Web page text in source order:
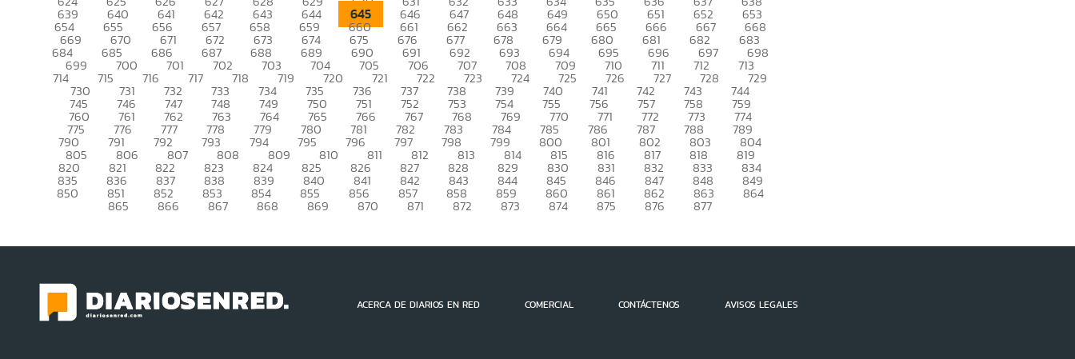
639 640 641 642 643 644 645 646 647 648 649 650 651 652 653
654 655 656 657 658 659 660 661 662 663 664 665 666 667 668
669 670 671 672 673 674 675 676 677 678 679 680 681 682 683
684 685 686 687 688 689 690 691 692 693 694 695 696 697 698
699 700 701 702 703 704 705 706 707 708 709 710 711 712 713
714 715 716 717 718 719 720 721 722 723 724 725 726 727 728 729
730 731 732 733 734 735 736 737 738 739 740 741 742 743 744
745 746 747 748 749 750 751 752 753 754 755 756 757 758 759
760 761 762 763 764 765 766 767 768 769 770 771 772 773 774
775 776 777 778 779 780 781 782 783 784 785 786 787 788 789
790 791 792 793 794 795 796 797 798 799 800 801 802 803 804
805 806 807 808 809 810 811 812 813 814 815 816 817 818 819
820 821 822 823 824 825 826 827 828 829 830 831 832 833 834
835 836 837 838 839 840 841 842 843 844 845 846 847 848 849
850 851 852 853 854 855 856 857 858 859 860 861 862 863 864
865 866 867 868 869 870 871 872 873 874 875 876 877
ACERCA DE DIARIOS EN RED COMERCIAL CONTÁCTENOS AVISOS LEGALES